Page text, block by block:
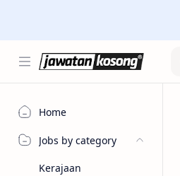
Home
Jobs by category
Kerajaan